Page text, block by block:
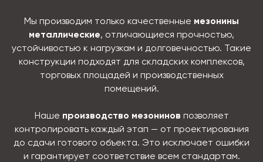
Мы производим только качественные мезонины
металлические, отличающиеся прочностью,
устойчивостью к нагрузкам и долговечностью. Такие
конструкции подходят для складских комплексов,
торговых площадей и производственных
помещений.
Наше производство мезонинов позволяет
контролировать каждый этап — от проектирования
до сдачи готового объекта. Это исключает ошибки
и гарантирует соответствие всем стандартам.